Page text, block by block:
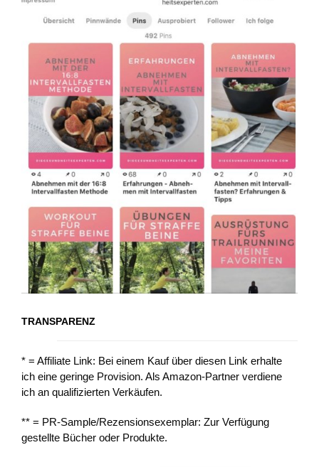
TRANSPARENZ
* = Affiliate Link: Bei einem Kauf über diesen Link erhalte
ich eine geringe Provision. Als Amazon-Partner verdiene
ich an qualifizierten Verkäufen.
** = PR-Sample/Rezensionsexemplar: Zur Verfügung
gestellte Bücher oder Produkte.